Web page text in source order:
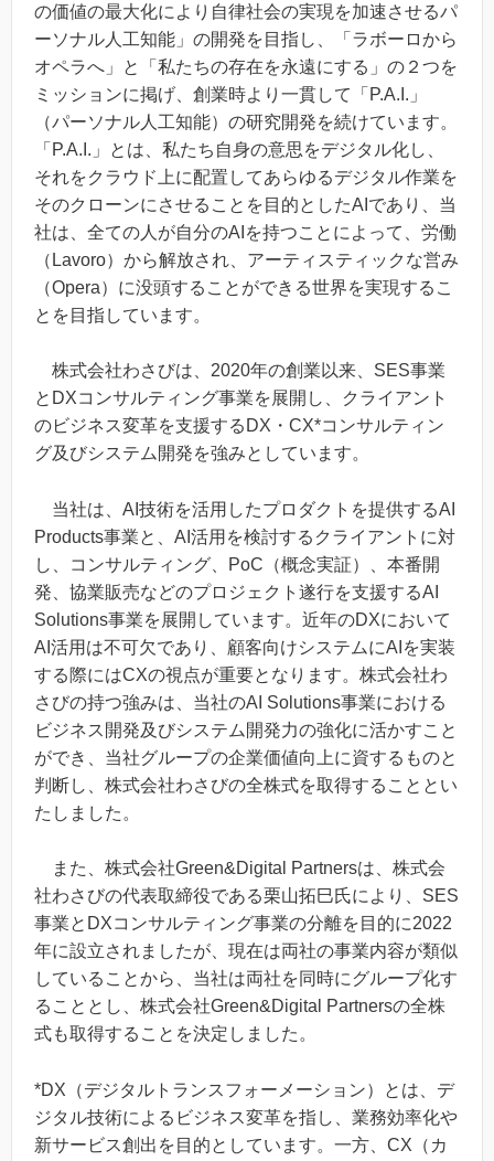
の価値の最大化により⾃律社会の実現を加速させるパ
ーソナル⼈⼯知能」の開発を⽬指し、「ラボーロから
オペラへ」と「私たちの存在を永遠にする」の２つを
ミッションに掲げ、創業時より⼀貫して「P.A.I.」
（パーソナル⼈⼯知能）の研究開発を続けています。
「P.A.I.」とは、私たち⾃⾝の意思をデジタル化し、
それをクラウド上に配置してあらゆるデジタル作業を
そのクローンにさせることを⽬的としたAIであり、当
社は、全ての⼈が⾃分のAIを持つことによって、労働
（Lavoro）から解放され、アーティスティックな営み
（Opera）に没頭することができる世界を実現するこ
とを⽬指しています。
株式会社わさびは、2020年の創業以来、SES事業
とDXコンサルティング事業を展開し、クライアント
のビジネス変革を支援するDX・CX*コンサルティン
グ及びシステム開発を強みとしています。
当社は、AI技術を活用したプロダクトを提供するAI
Products事業と、AI活用を検討するクライアントに対
し、コンサルティング、PoC（概念実証）、本番開
発、協業販売などのプロジェクト遂行を支援するAI
Solutions事業を展開しています。近年のDXにおいて
AI活用は不可欠であり、顧客向けシステムにAIを実装
する際にはCXの視点が重要となります。株式会社わ
さびの持つ強みは、当社のAI Solutions事業における
ビジネス開発及びシステム開発力の強化に活かすこと
ができ、当社グループの企業価値向上に資するものと
判断し、株式会社わさびの全株式を取得することとい
たしました。
また、株式会社Green&Digital Partnersは、株式会
社わさびの代表取締役である栗山拓巳氏により、SES
事業とDXコンサルティング事業の分離を目的に2022
年に設立されましたが、現在は両社の事業内容が類似
していることから、当社は両社を同時にグループ化す
ることとし、株式会社Green&Digital Partnersの全株
式も取得することを決定しました。
*DX（デジタルトランスフォーメーション）とは、デ
ジタル技術によるビジネス変革を指し、業務効率化や
新サービス創出を目的としています。一方、CX（カ